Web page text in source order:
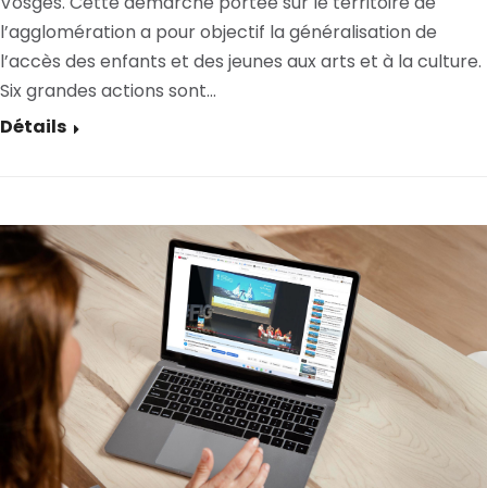
l’agglomération a pour objectif la généralisation de
l’accès des enfants et des jeunes aux arts et à la culture.
Six grandes actions sont…
Détails